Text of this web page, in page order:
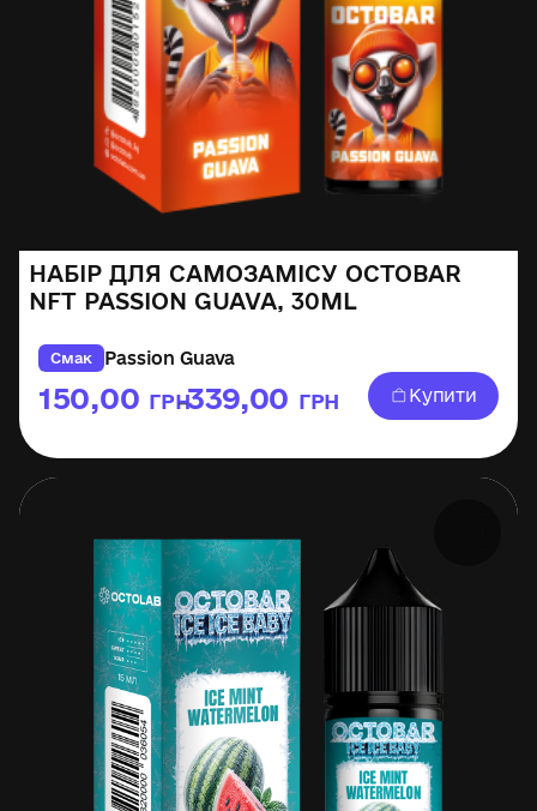
НАБІР ДЛЯ САМОЗАМІСУ OCTOBAR
NFT PASSION GUAVA, 30ML
Смак Passion Guava
150,00 ГРН
–339,00 ГРН Купити